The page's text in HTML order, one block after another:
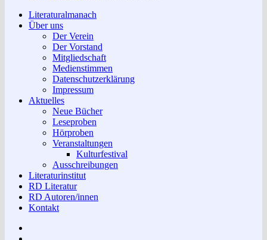
Literaturalmanach
Über uns
Der Verein
Der Vorstand
Mitgliedschaft
Medienstimmen
Datenschutzerklärung
Impressum
Aktuelles
Neue Bücher
Leseproben
Hörproben
Veranstaltungen
Kulturfestival
Ausschreibungen
Literaturinstitut
RD Literatur
RD Autoren/innen
Kontakt